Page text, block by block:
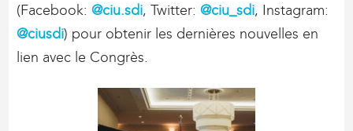
(Facebook: @ciu.sdi, Twitter: @ciu_sdi, Instagram:
@ciusdi) pour obtenir les dernières nouvelles en
lien avec le Congrès.